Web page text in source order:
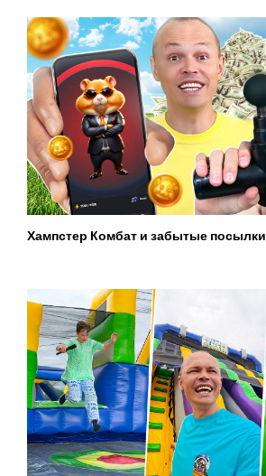
Хампстер Комбат и забытые посылки